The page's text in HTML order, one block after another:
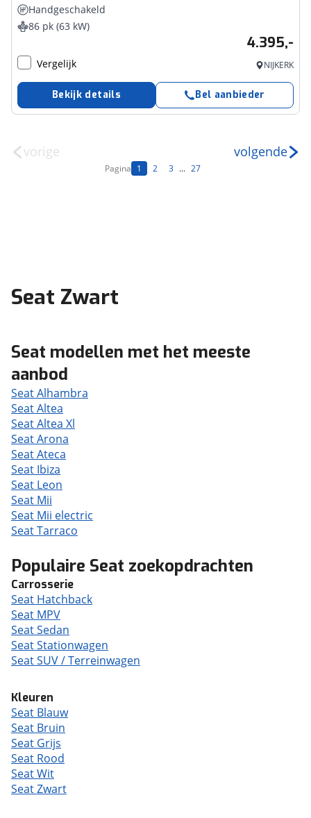
Handgeschakeld
86 pk (63 kW)
4.395,-
Vergelijk NIJKERK
Bekijk details Bel aanbieder
vorige
Pagina 1 2 3 ... 27
volgende
Seat Zwart
Seat modellen met het meeste
aanbod
Seat Alhambra
Seat Altea
Seat Altea Xl
Seat Arona
Seat Ateca
Seat Ibiza
Seat Leon
Seat Mii
Seat Mii electric
Seat Tarraco
Populaire Seat zoekopdrachten
Carrosserie
Seat Hatchback
Seat MPV
Seat Sedan
Seat Stationwagen
Seat SUV / Terreinwagen
Kleuren
Seat Blauw
Seat Bruin
Seat Grijs
Seat Rood
Seat Wit
Seat Zwart